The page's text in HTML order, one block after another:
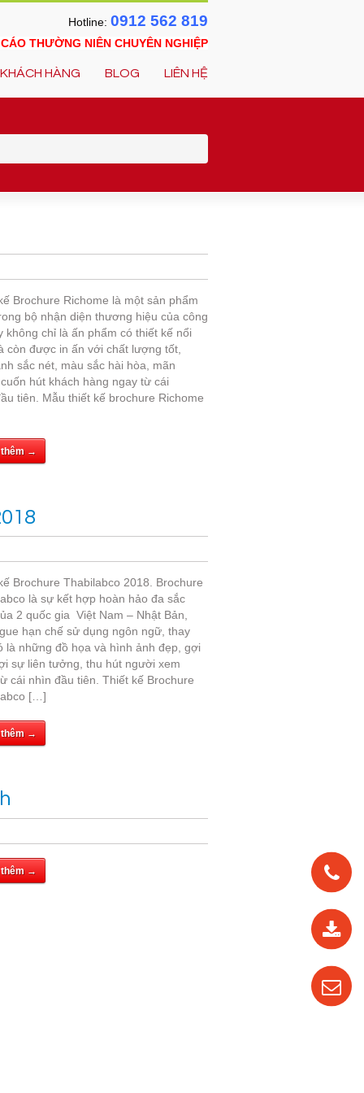
Hotline: 0912 562 819
THƯỜNG NIÊN CHUYÊN NGHIỆP
KHÁCH HÀNG BLOG LIÊN HỆ
Brochure Richome là một sản phẩm
bộ nhận diện thương hiệu của công
không chỉ là ấn phẩm có thiết kế nổi
còn được in ấn với chất lượng tốt,
sắc nét, màu sắc hài hòa, mãn
hút khách hàng ngay từ cái
tiên. Mẫu thiết kế brochure Richome
thêm →
Brochure Thabilabco 2018. Brochure
là sự kết hợp hoàn hảo đa sắc
2 quốc gia Việt Nam – Nhật Bản,
hạn chế sử dụng ngôn ngữ, thay
là những đồ họa và hình ảnh đẹp, gợi
sự liên tưởng, thu hút người xem
cái nhìn đầu tiên. Thiết kế Brochure
[…]
thêm →
thêm →